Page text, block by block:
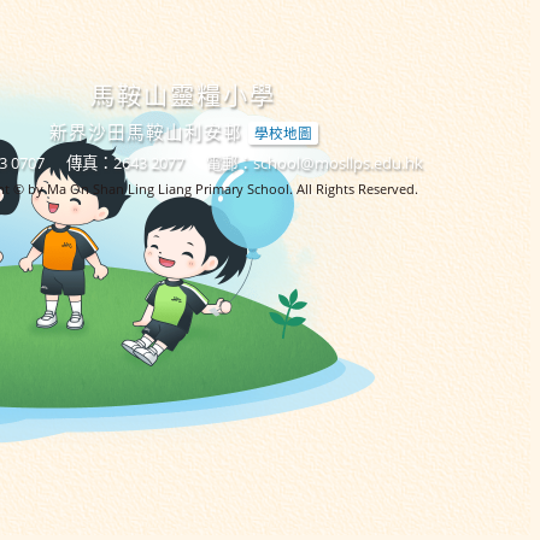
馬鞍山靈糧小學
新界沙田馬鞍山利安邨 學校地圖
0707 傳真：2643 2077 電郵：school@mosllps.edu.hk
© by Ma On Shan Ling Liang Primary School. All Rights Reserved.